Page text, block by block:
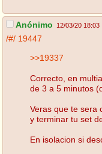
Anónimo 12/03/20 18:03
/#/ 19447
>>19337
Correcto, en
de 3 a 5 minutos
Veras que te sera
y terminar tu set
En isolacion si